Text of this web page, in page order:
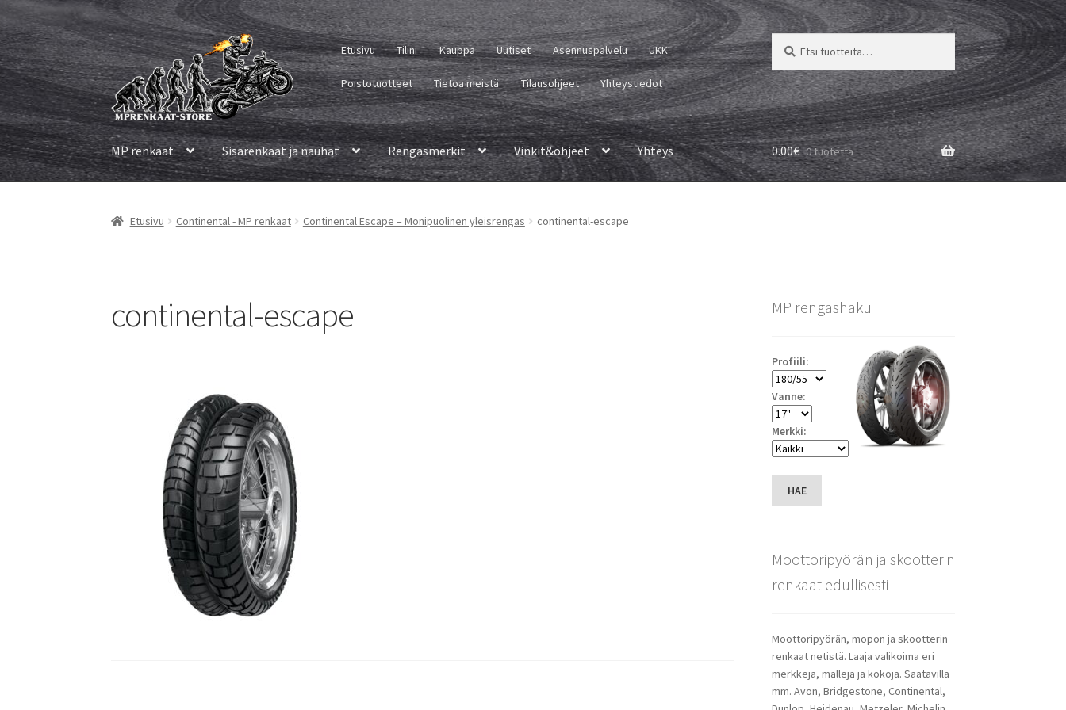
Siirry
navigointiin
Siirry
sisältöön
Etusivu Tilini Kauppa Uutiset Asennuspalvelu UKK
Poistotuotteet Tietoa meistä Tilausohjeet Yhteystiedot
Etsi:
Haku
MP renkaat Sisärenkaat ja nauhat Rengasmerkit Vinkit&ohjeet Yhteys 0.00€ 0 tuotetta
Etusivu Continental - MP renkaat Continental Escape – Monipuolinen yleisrengas continental-escape
continental-escape MP rengashaku
Profiili:
Vanne:
Merkki:
HAE
Moottoripyörän ja skootterin
renkaat edullisesti
Moottoripyörän, mopon ja skootterin
renkaat netistä. Laaja valikoima eri
merkkejä, malleja ja kokoja. Saatavilla
mm. Avon, Bridgestone, Continental,